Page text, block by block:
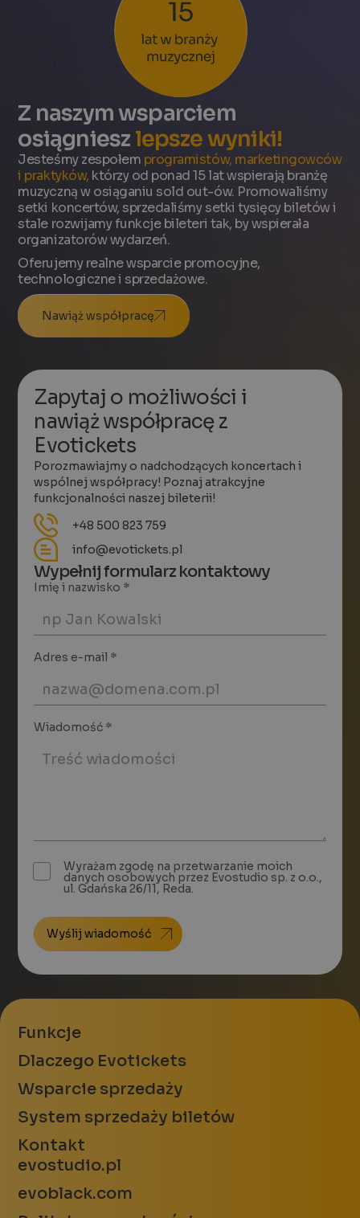
Z naszym wsparciem
osiągniesz lepsze wyniki!
Jesteśmy zespołem programistów, marketingowców
i praktyków, którzy od ponad 15 lat wspierają branżę
muzyczną w osiąganiu sold out-ów. Promowaliśmy
setki koncertów, sprzedaliśmy setki tysięcy biletów i
stale rozwijamy funkcje bileteri tak, by wspierała
organizatorów wydarzeń.
Oferujemy realne wsparcie promocyjne,
technologiczne i sprzedażowe.
Nawiąż współpracę
Zapytaj o możliwości i
nawiąż współpracę z
Evotickets
Porozmawiajmy o nadchodzących koncertach i
wspólnej współpracy! Poznaj atrakcyjne
funkcjonalności naszej bileterii!
+48 500 823 759
info@evotickets.pl
Wypełnij formularz kontaktowy
Imię i nazwisko *
Adres e-mail *
Wiadomość *
Wyrażam zgodę na przetwarzanie moich
danych osobowych przez Evostudio sp. z o.o.,
ul. Gdańska 26/11, Reda.
Funkcje
Dlaczego Evotickets
Wsparcie sprzedaży
System sprzedaży biletów
Kontakt
evostudio.pl
evoblack.com